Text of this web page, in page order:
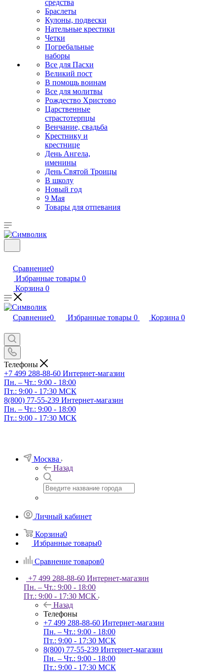
средства
Браслеты
Кулоны, подвески
Нательные крестики
Четки
Погребальные
наборы
Все для Пасхи
Великий пост
В помощь воинам
Все для молитвы
Рождество Христово
Царственные
страстотерпцы
Венчание, свадьба
Крестнику и
крестнице
День Ангела,
именины
День Святой Троицы
В школу
Новый год
9 Мая
Товары для отпевания
Сравнение0
Избранные товары 0
Корзина 0
Сравнение0 Избранные товары 0 Корзина 0
Телефоны
+7 499 288-88-60 Интернет-магазин
Пн. – Чт.: 9:00 - 18:00
Пт.: 9:00 - 17:30 МСК
8(800) 77-55-239 Интернет-магазин
Пн. – Чт.: 9:00 - 18:00
Пт.: 9:00 - 17:30 МСК
Москва
Назад
Личный кабинет
Корзина0
Избранные товары0
Сравнение товаров0
+7 499 288-88-60 Интернет-магазин
Пн. – Чт.: 9:00 - 18:00
Пт.: 9:00 - 17:30 МСК
Назад
Телефоны
+7 499 288-88-60 Интернет-магазин
Пн. – Чт.: 9:00 - 18:00
Пт.: 9:00 - 17:30 МСК
8(800) 77-55-239 Интернет-магазин
Пн. – Чт.: 9:00 - 18:00
Пт.: 9:00 - 17:30 МСК